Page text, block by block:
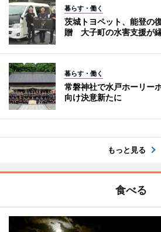
暮らす・働く
茨城トヨペット、能登の
贈 大子町の水害支援が
暮らす・働く
常磐神社で水戸ホーリー
向け決意新たに
もっと見る
食べる